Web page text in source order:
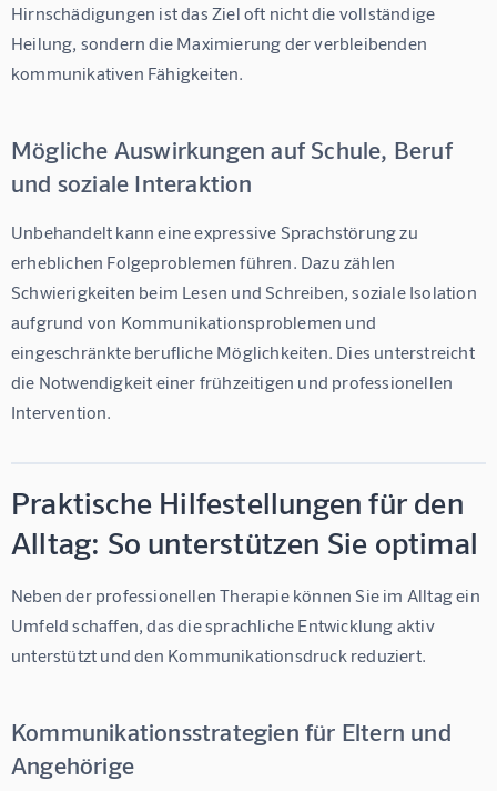
Hirnschädigungen ist das Ziel oft nicht die vollständige
Heilung, sondern die Maximierung der verbleibenden
kommunikativen Fähigkeiten.
Mögliche Auswirkungen auf Schule, Beruf
und soziale Interaktion
Unbehandelt kann eine expressive Sprachstörung zu
erheblichen Folgeproblemen führen. Dazu zählen
Schwierigkeiten beim Lesen und Schreiben, soziale Isolation
aufgrund von Kommunikationsproblemen und
eingeschränkte berufliche Möglichkeiten. Dies unterstreicht
die Notwendigkeit einer frühzeitigen und professionellen
Intervention.
Praktische Hilfestellungen für den
Alltag: So unterstützen Sie optimal
Neben der professionellen Therapie können Sie im Alltag ein
Umfeld schaffen, das die sprachliche Entwicklung aktiv
unterstützt und den Kommunikationsdruck reduziert.
Kommunikationsstrategien für Eltern und
Angehörige